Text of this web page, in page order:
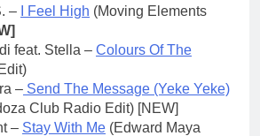
–
I Feel High (Moving Elements
feat. Stella – Colours Of The
– Send The Message (Yeke Yeke)
Club Radio Edit) [NEW]
– Stay With Me (Edward Maya